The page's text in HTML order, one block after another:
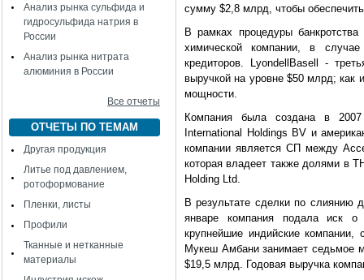
Анализ рынка сульфида и
гидросульфида натрия в
России
Анализ рынка нитрата
алюминия в России
Все отчеты
ОТЧЕТЫ ПО ТЕМАМ
Другая продукция
Литье под давлением,
ротоформование
Пленки, листы
Профили
Тканные и нетканные
материалы
сумму $2,8 млрд, чтобы
В рамках процедуры
химической компании, в
кредиторов. LyondellBasell -
выручкой на уровне $50 млрд;
мощности.
Компания была создана в
International Holdings BV и
компании является СП между
которая владеет также долями в
Holding Ltd.
В результате сделки по слиянию
январе компания подала иск о
крупнейшие индийские компании,
Мукеш Амбани занимает седьмое
$19,5 млрд. Годовая выручка